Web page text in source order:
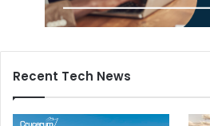
Recent Tech News